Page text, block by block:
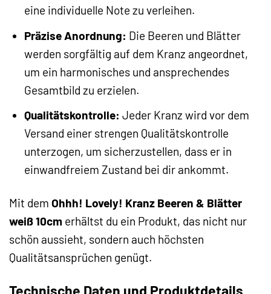
eine individuelle Note zu verleihen.
Präzise Anordnung: Die Beeren und Blätter
werden sorgfältig auf dem Kranz angeordnet,
um ein harmonisches und ansprechendes
Gesamtbild zu erzielen.
Qualitätskontrolle: Jeder Kranz wird vor dem
Versand einer strengen Qualitätskontrolle
unterzogen, um sicherzustellen, dass er in
einwandfreiem Zustand bei dir ankommt.
Mit dem Ohhh! Lovely! Kranz Beeren & Blätter
weiß 10cm erhältst du ein Produkt, das nicht nur
schön aussieht, sondern auch höchsten
Qualitätsansprüchen genügt.
Technische Daten und Produktdetails